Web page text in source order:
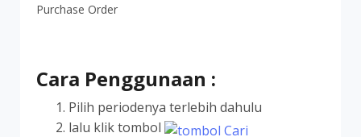
Purchase Order
Cara Penggunaan :
Pilih periodenya terlebih dahulu
lalu klik tombol